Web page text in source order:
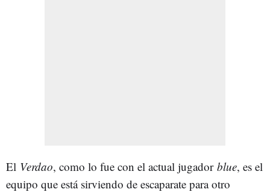
El Verdao, como lo fue con el actual jugador blue, es el
equipo que está sirviendo de escaparate para otro